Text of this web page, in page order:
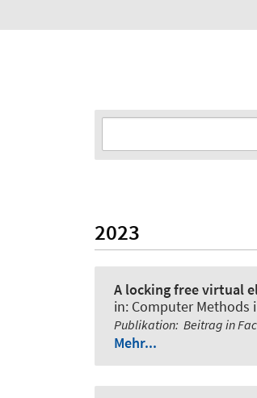
2023
A locking free virtual
in: Computer Methods
Publikation: Beitrag in
Mehr...